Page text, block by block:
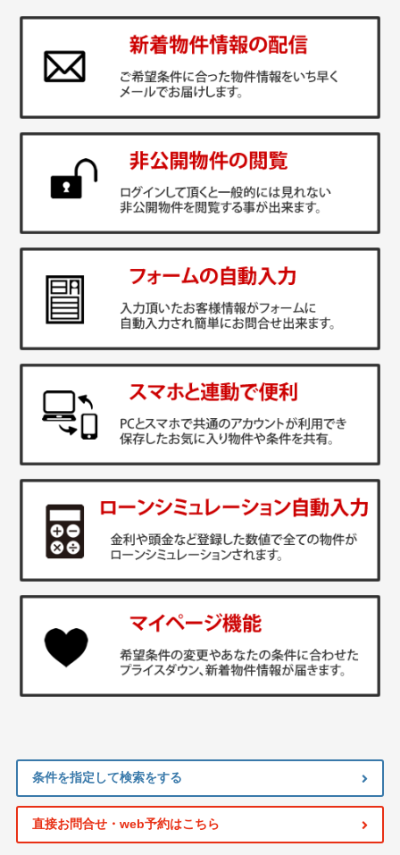
条件を指定して検索をする
直接お問合せ・web予約はこちら